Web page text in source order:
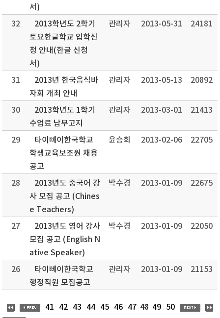
서)
32
2013학년도 2학기
토요한글학교 입학신
청 안내(한글 신청
서)
관리자 2013-05-31 24181
31
2013년 한국음식바
자회 개최 안내
관리자 2013-05-13 20892
30
2013학년도 1학기
수업료 납부고지
관리자 2013-03-01 21413
29
타이뻬이한국학교
학생교육보조원 채용
공고
윤승희 2013-02-06 22705
28
2013년도 중국어 강
사 모집 공고 (Chines
e Teachers)
박수경 2013-01-09 22675
27
2013년도 영어 강사
모집 공고 (English N
ative Speaker)
박수경 2013-01-09 22050
26
타이뻬이한국학교
행정직원 모집공고
관리자 2013-01-09 21153
41 42 43 44 45 46 47 48 49 50